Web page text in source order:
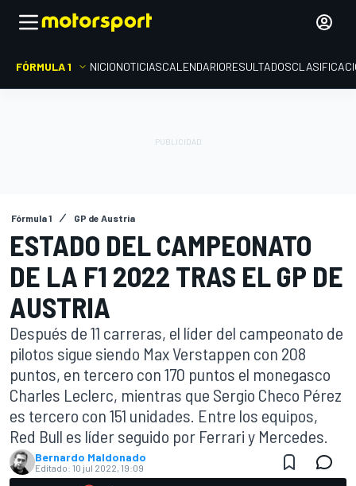
FÓRMULA 1 INICIONOTICIASCALENDARIORESULTADOS
Fórmula 1 GP de Austria
ESTADO DEL CAMPEONATO
DE LA F1 2022 TRAS EL GP DE
AUSTRIA
Después de 11 carreras, el líder del campeonato de
pilotos sigue siendo Max Verstappen con 208
puntos, en tercero con 170 puntos el monegasco
Charles Leclerc, mientras que Sergio Checo Pérez
es tercero con 151 unidades. Entre los equipos,
Red Bull es líder seguido por Ferrari y Mercedes.
Bernardo Maldonado
Editado: 10 jul 2022, 19:09